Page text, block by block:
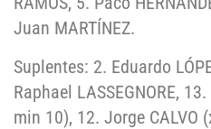
Juan MARTÍNEZ.
Suplentes: 2. Eduardo
Raphael LASSEGNORE,
min 10), 12. Jorge CALVO